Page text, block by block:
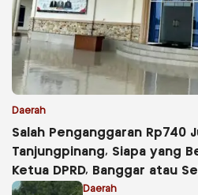
Daerah
Salah Penganggaran Rp740
Tanjungpinang, Siapa yang
Ketua DPRD, Banggar atau
Daerah